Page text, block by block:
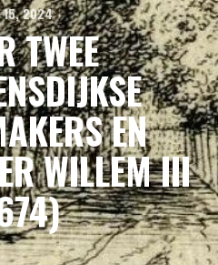
15, 2024
TWEE
EN
WILLEM III